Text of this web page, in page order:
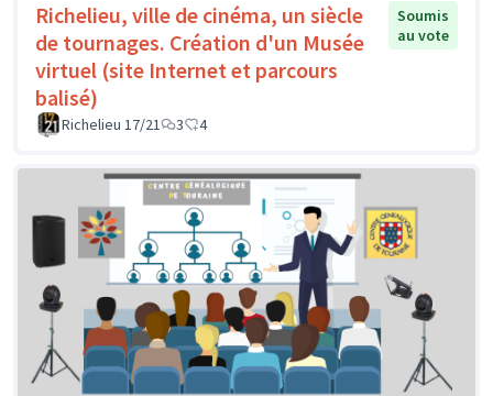
Richelieu, ville de cinéma, un siècle
de tournages. Création d'un Musée
virtuel (site Internet et parcours
balisé)
Soumis
au vote
Richelieu 17/21 3 4